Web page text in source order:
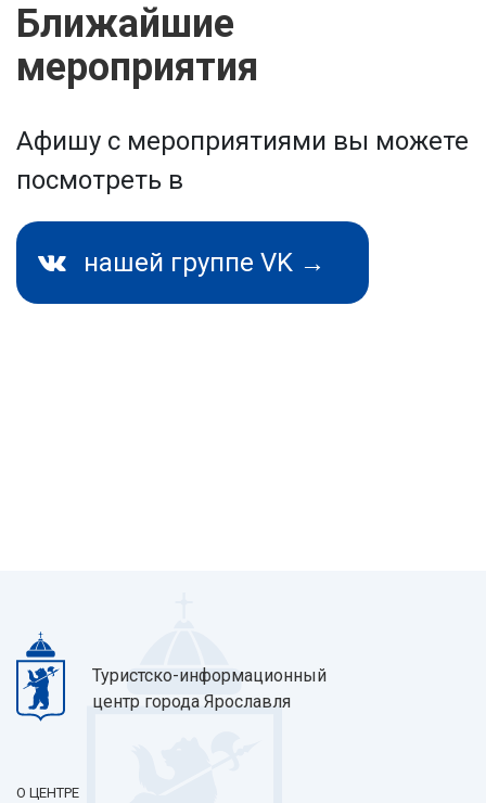
Ближайшие
мероприятия
Афишу с мероприятиями вы можете
посмотреть в
нашей группе VK →
Туристско-информационный
центр города Ярославля
О ЦЕНТРЕ